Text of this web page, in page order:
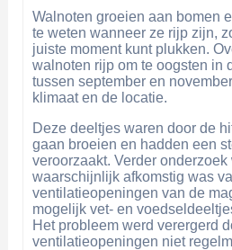
Walnoten groeien aan bomen
te weten wanneer ze rijp zijn,
juiste moment kunt plukken.
walnoten rijp om te oogsten in
tussen september en
klimaat en de locatie.
Deze deeltjes waren door de
gaan broeien en hadden een
veroorzaakt. Verder
waarschijnlijk afkomstig was
ventilatieopeningen van de
mogelijk vet- en
Het probleem werd verergerd
ventilatieopeningen niet